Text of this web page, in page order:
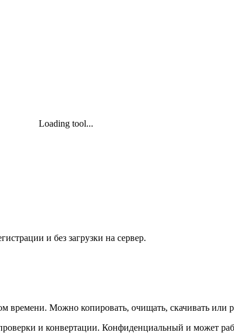
Loading tool...
и без загрузки на сервер.
времени. Можно копировать, очищать, скачивать или
и конвертации. Конфиденциальный и может